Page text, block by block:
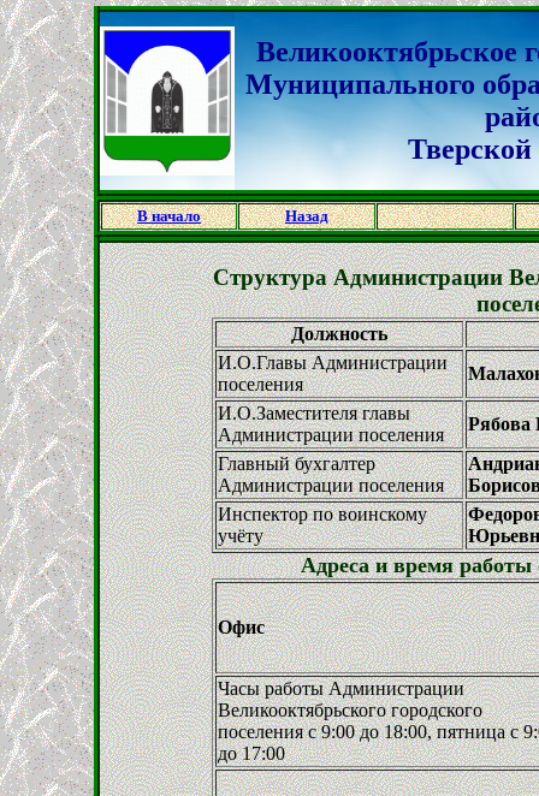
Великооктябрьское
Муниципального
Тверской
В начало Назад
Структура Администрации
Должность
И.О.Главы Администрации
поселения
И.О.Заместителя главы
Администрации поселения
Рябова
Главный бухгалтер
Администрации поселения
Инспектор по воинскому
учёту
Адреса и время
Офис
Часы работы Администрации
Великооктябрьского городского
поселения с 9:00 до 18:00, пятница с
до 17:00